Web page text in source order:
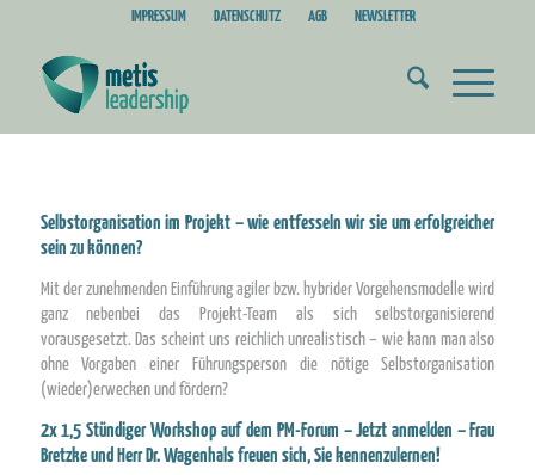
IMPRESSUM DATENSCHUTZ AGB NEWSLETTER
Selbstorganisation im Projekt – wie entfesseln wir sie um erfolgreicher
sein zu können?
Mit der zunehmenden Einführung agiler bzw. hybrider Vorgehensmodelle wird
ganz nebenbei das Projekt-Team als sich selbstorganisierend
vorausgesetzt. Das scheint uns reichlich unrealistisch – wie kann man also
ohne Vorgaben einer Führungsperson die nötige Selbstorganisation
(wieder)erwecken und fördern?
2x 1,5 Stündiger Workshop auf dem PM-Forum – Jetzt anmelden – Frau
Bretzke und Herr Dr. Wagenhals freuen sich, Sie kennenzulernen!